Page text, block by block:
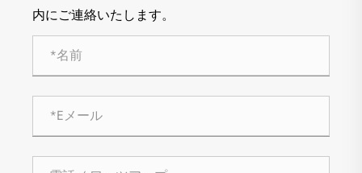
内にご連絡いたします。